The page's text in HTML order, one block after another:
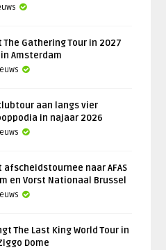
The Gathering Tour in 2027
in Amsterdam
aan langs vier
in najaar 2026
naar AFAS
en Vorst Nationaal Brussel
The Last King World Tour in
Dome